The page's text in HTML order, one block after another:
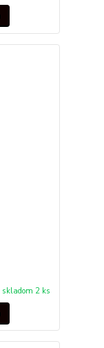
skladom 2 ks